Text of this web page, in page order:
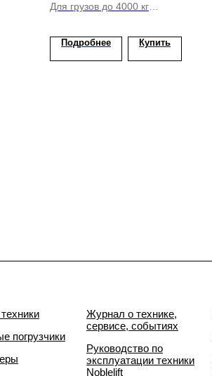
Для грузов до 4000 кг
Одинарный ножничный подъем
Подробнее Купить
погрузчики
Журнал о технике,
сервисе, событиях
Руководство по
эксплуатации техники
Noblelift